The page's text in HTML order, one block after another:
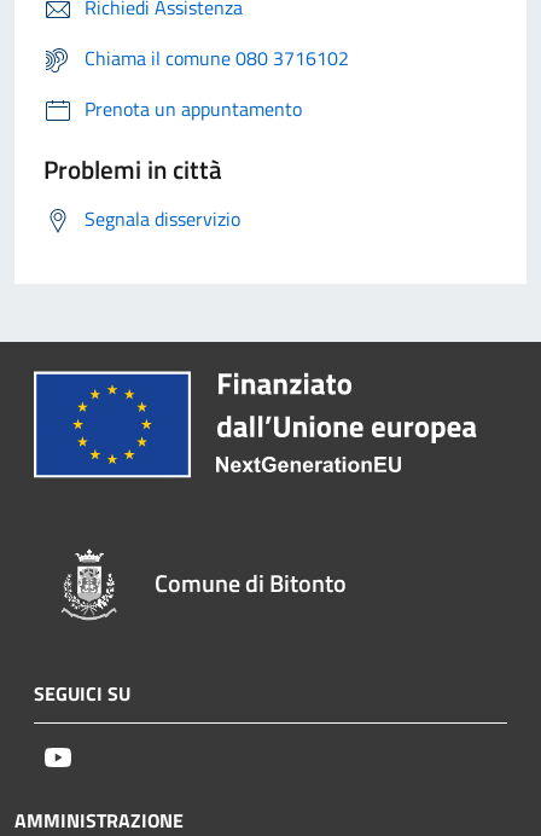
Richiedi Assistenza
Chiama il comune 080 3716102
Prenota un appuntamento
Problemi in città
Segnala disservizio
Comune di Bitonto
SEGUICI SU
AMMINISTRAZIONE